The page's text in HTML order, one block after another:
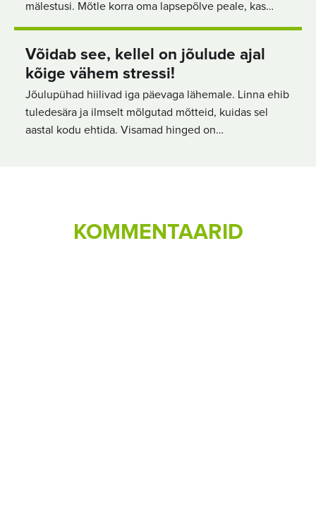
mälestusi. Mõtle korra oma lapsepõlve peale, kas…
Võidab see, kellel on jõulude ajal
kõige vähem stressi!
Jõulupühad hiilivad iga päevaga lähemale. Linna ehib
tuledesära ja ilmselt mõlgutad mõtteid, kuidas sel
aastal kodu ehtida. Visamad hinged on…
KOMMENTAARID